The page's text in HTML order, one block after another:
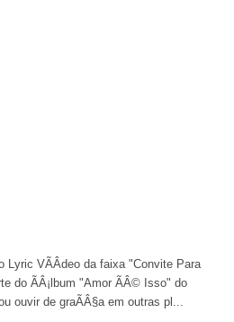
Lyric VÃÂ­deo da faixa "Convite Para
do ÃÂ¡lbum "Amor ÃÂ© Isso" do
ouvir de graÃÂ§a em outras pl...